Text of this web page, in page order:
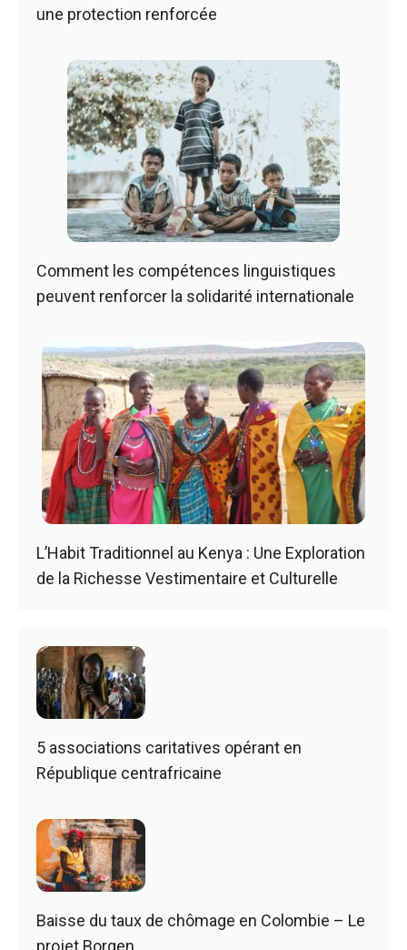
une protection renforcée
Comment les compétences linguistiques
peuvent renforcer la solidarité internationale
L’Habit Traditionnel au Kenya : Une Exploration
de la Richesse Vestimentaire et Culturelle
5 associations caritatives opérant en
République centrafricaine
Baisse du taux de chômage en Colombie – Le